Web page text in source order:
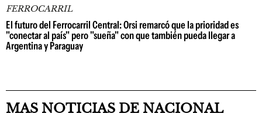
FERROCARRIL
El futuro del Ferrocarril Central: Orsi remarcó que la prioridad es
"conectar al país" pero "sueña" con que también pueda llegar a
Argentina y Paraguay
MAS NOTICIAS DE NACIONAL